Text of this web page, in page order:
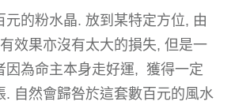
元的粉水晶. 放到某特定方位, 由
效果亦沒有太大的損失, 但是一
因為命主本身走好運, 獲得一定
. 自然會歸咎於這套數百元的風水